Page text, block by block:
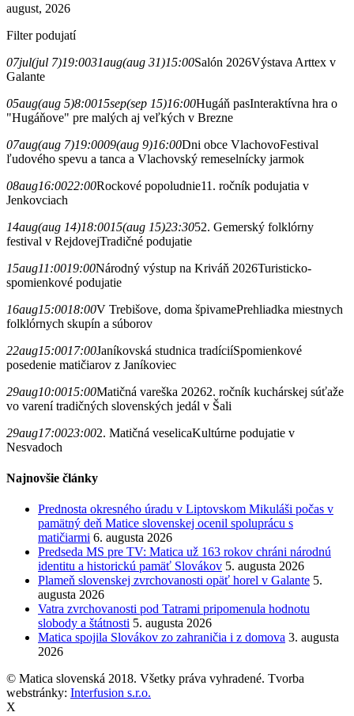
august, 2026
Filter podujatí
07jul(jul 7)19:0031aug(aug 31)15:00Salón 2026Výstava Arttex v
Galante
05aug(aug 5)8:0015sep(sep 15)16:00Hugáň pasInteraktívna hra o
"Hugáňove" pre malých aj veľkých v Brezne
07aug(aug 7)19:0009(aug 9)16:00Dni obce VlachovoFestival
ľudového spevu a tanca a Vlachovský remeselnícky jarmok
08aug16:0022:00Rockové popoludnie11. ročník podujatia v
Jenkovciach
14aug(aug 14)18:0015(aug 15)23:3052. Gemerský folklórny
festival v RejdovejTradičné podujatie
15aug11:0019:00Národný výstup na Kriváň 2026Turisticko-
spomienkové podujatie
16aug15:0018:00V Trebišove, doma špivamePrehliadka miestnych
folklórnych skupín a súborov
22aug15:0017:00Janíkovská studnica tradíciíSpomienkové
posedenie matičiarov z Janíkoviec
29aug10:0015:00Matičná vareška 20262. ročník kuchárskej súťaže
vo varení tradičných slovenských jedál v Šali
29aug17:0023:002. Matičná veselicaKultúrne podujatie v
Nesvadoch
Najnovšie články
Prednosta okresného úradu v Liptovskom Mikuláši počas v
pamätný deň Matice slovenskej ocenil spoluprácu s
matičiarmi 6. augusta 2026
Predseda MS pre TV: Matica už 163 rokov chráni národnú
identitu a historickú pamäť Slovákov 5. augusta 2026
Plameň slovenskej zvrchovanosti opäť horel v Galante 5.
augusta 2026
Vatra zvrchovanosti pod Tatrami pripomenula hodnotu
slobody a štátnosti 5. augusta 2026
Matica spojila Slovákov zo zahraničia i z domova 3. augusta
2026
© Matica slovenská 2018. Všetky práva vyhradené. Tvorba
webstránky: Interfusion s.r.o.
X